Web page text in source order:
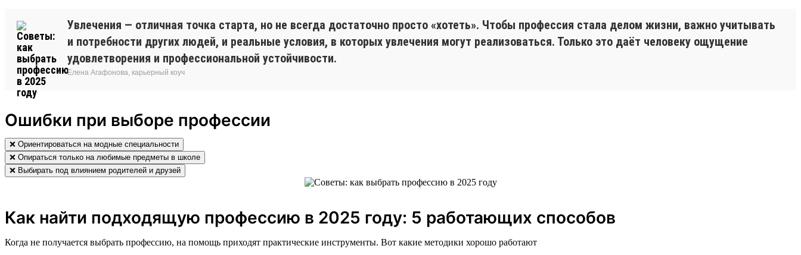
Увлечения — отличная точка старта, но не всегда достаточно просто «хотеть». Чтобы профессия стала делом жизни, важно учитывать
и потребности других людей, и реальные условия, в которых увлечения могут реализоваться. Только это даёт человеку ощущение
удовлетворения и профессиональной устойчивости.
Елена Агафонова, карьерный коуч
Ошибки при выборе профессии
❌ Ориентироваться на модные специальности
❌ Опираться только на любимые предметы в школе
❌ Выбирать под влиянием родителей и друзей
Как найти подходящую профессию в 2025 году: 5 работающих способов
Когда не получается выбрать профессию, на помощь приходят практические инструменты. Вот какие методики хорошо работают